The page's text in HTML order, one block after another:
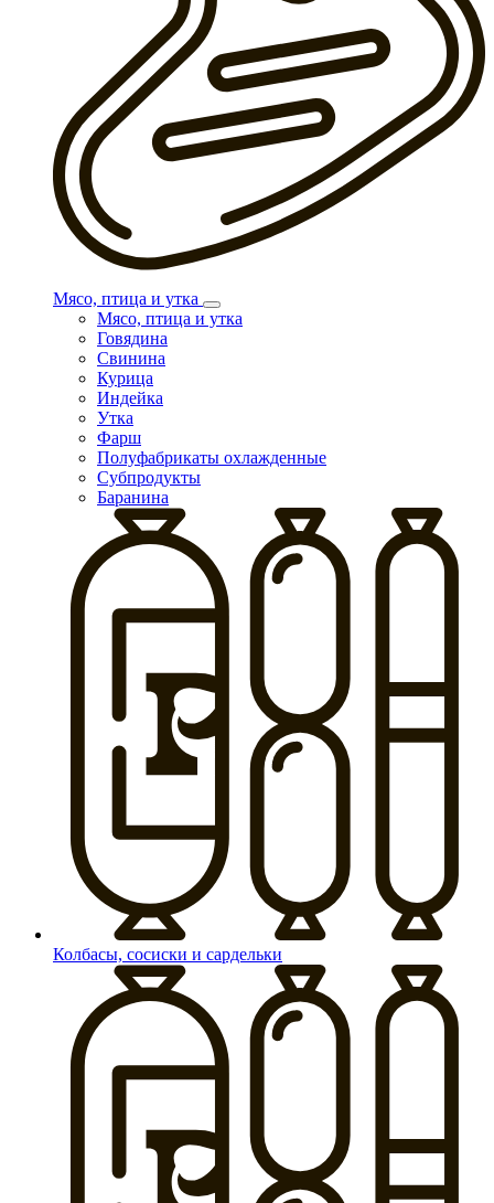
Мясо, птица и утка
Мясо, птица и утка
Говядина
Свинина
Курица
Индейка
Утка
Фарш
Полуфабрикаты охлажденные
Субпродукты
Баранина
Колбасы, сосиски и сардельки